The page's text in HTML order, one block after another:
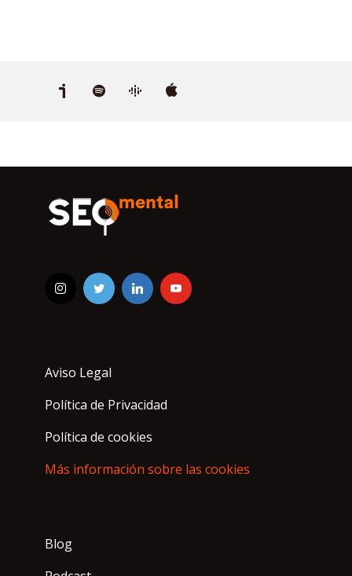
Aviso Legal
Política de Privacidad
Política de cookies
Más información sobre las cookies
Blog